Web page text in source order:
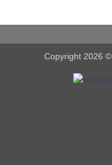
Copyright 2026 ©